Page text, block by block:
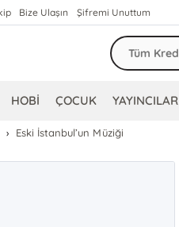
Bize Ulaşın Şifremi Unuttum
HOBİ ÇOCUK YAYINCILAR
Eski İstanbul’un Müziği